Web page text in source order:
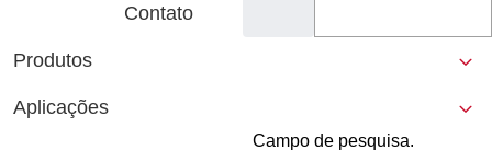
Contato
Produtos
Aplicações
Campo de pesquisa.